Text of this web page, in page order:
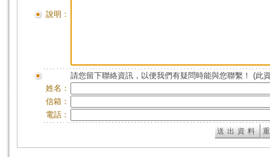
說明：
請您留下聯絡資訊，以便我們有疑問時能與您聯繫！ (此
姓名：
信箱：
電話：